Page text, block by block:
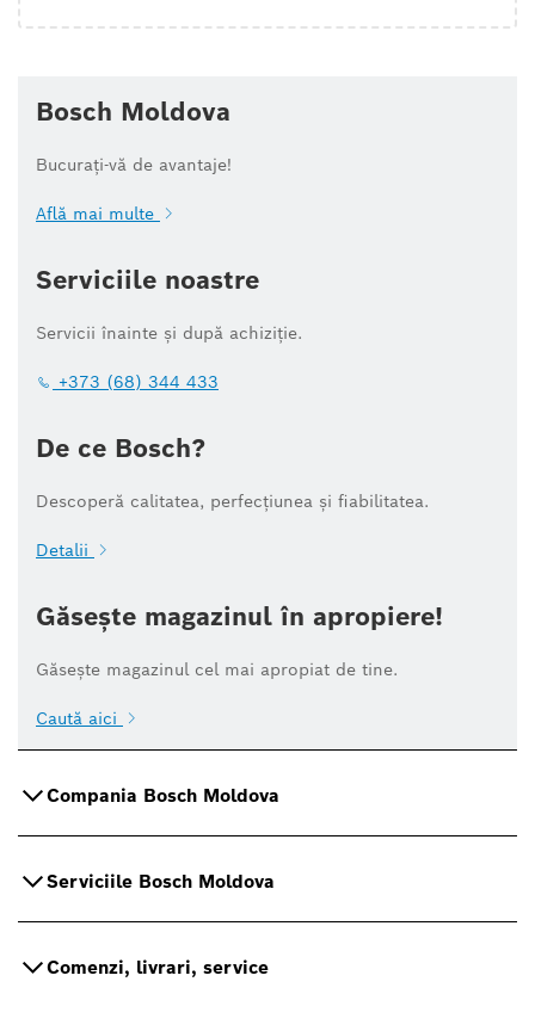
Bosch Moldova
Bucurați-vă de avantaje!
Află mai multe
Serviciile noastre
Servicii înainte și după achiziție.
+373 (68) 344 433
De ce Bosch?
Descoperă calitatea, perfecțiunea și fiabilitatea.
Detalii
Găsește magazinul în apropiere!
Găsește magazinul cel mai apropiat de tine.
Caută aici
Compania Bosch Moldova
Serviciile Bosch Moldova
Comenzi, livrari, service